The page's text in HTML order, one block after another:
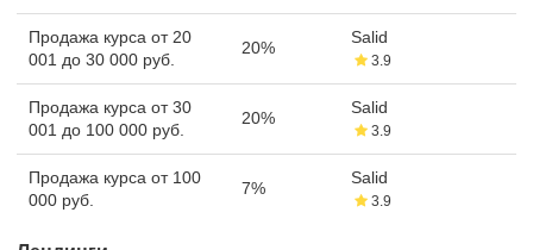
Продажа курса от 20
001 до 30 000 руб.
20%
Salid
3.9
Продажа курса от 30
001 до 100 000 руб.
20%
Salid
3.9
Продажа курса от 100
000 руб.
7%
Salid
3.9